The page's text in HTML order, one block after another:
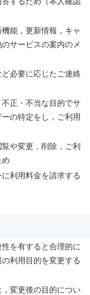
能，更新情報，キャ
サービスの案内のメ
必要に応じたご連絡
正・不当な目的でサ
の特定をし，ご利用
や変更，削除，ご利
め
利用料金を請求する
を有すると合理的に
利用目的を変更する
変更後の目的につい